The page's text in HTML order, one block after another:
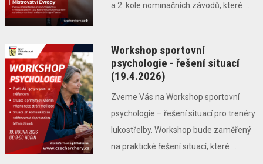
a 2. kole nominačních závodů, které ...
Workshop sportovní
psychologie - řešení situací
(19.4.2026)
Zveme Vás na Workshop sportovní
psychologie – řešení situací pro trenéry
lukostřelby. Workshop bude zaměřený
na praktické řešení situací, které ...